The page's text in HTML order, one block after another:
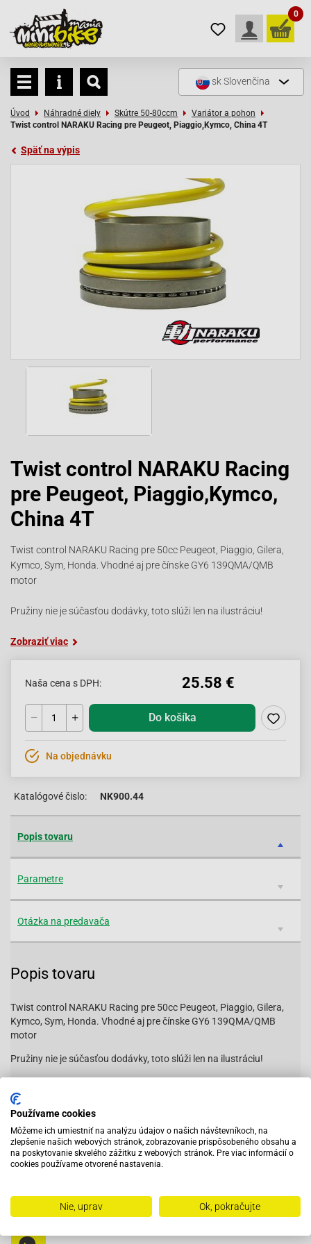
0
skSlovenčina
Úvod Náhradné diely Skútre 50-80ccm
Variátor a pohon
Twist control NARAKU Racing pre Peugeot, Piaggio,Kymco, China 4T
Späť na výpis
Twist control NARAKU Racing
pre Peugeot, Piaggio,Kymco,
China 4T
Twist control NARAKU Racing pre 50cc Peugeot, Piaggio, Gilera,
Kymco, Sym, Honda. Vhodné aj pre čínske GY6 139QMA/QMB
motor
Pružiny nie je súčasťou dodávky, toto slúži len na ilustráciu!
Zobraziť viac
Naša cena s DPH: 25.58 €
Do košíka
Na objednávku
Katalógové čislo: NK900.44
Popis tovaru
Parametre
Otázka na predavača
Popis tovaru
Twist control NARAKU Racing pre 50cc Peugeot, Piaggio, Gilera,
Kymco, Sym, Honda. Vhodné aj pre čínske GY6 139QMA/QMB
motor
Pružiny nie je súčasťou dodávky, toto slúži len na ilustráciu!
AGM-GMX 450 [QM50QT-6A]
AGM-GMX 500 [QM50QT-6A(A)]
Aprilia-Mojito Custom 50 [Piaggio]
Aprilia-SR 50 Fun Master 03&gt;[Piaggio]
Používame cookies
Môžeme ich umiestniť na analýzu údajov o našich návštevníkoch, na
zlepšenie našich webových stránok, zobrazovanie prispôsobeného obsahu a
na poskytovanie skvelého zážitku z webových stránok. Pre viac informácií o
cookies používame otvorené nastavenia.
Nie, uprav Ok, pokračujte